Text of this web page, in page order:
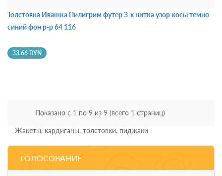
Толстовка Ивашка Пилигрим футер 3-х нитка узор косы темно
синий фон р-р 64 116
33.66 BYN
Показано с 1 по 9 из 9 (всего 1 страниц)
Жакеты, кардиганы, толстовки, пиджаки
ГОЛОСОВАНИЕ